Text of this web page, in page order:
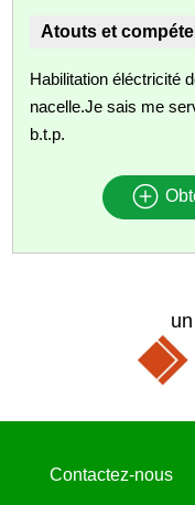
Atouts et
Habilitation éléctricité
nacelle.Je sais me
b.t.p.
Contactez-nous